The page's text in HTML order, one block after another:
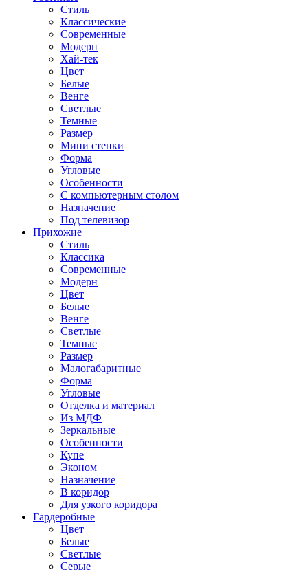
Стиль
Классические
Современные
Модерн
Хай-тек
Цвет
Белые
Венге
Светлые
Темные
Размер
Мини стенки
Форма
Угловые
Особенности
С компьютерным столом
Назначение
Под телевизор
Прихожие
Стиль
Классика
Современные
Модерн
Цвет
Белые
Венге
Светлые
Темные
Размер
Малогабаритные
Форма
Угловые
Отделка и материал
Из МДФ
Зеркальные
Особенности
Купе
Эконом
Назначение
В коридор
Для узкого коридора
Гардеробные
Цвет
Белые
Светлые
Серые